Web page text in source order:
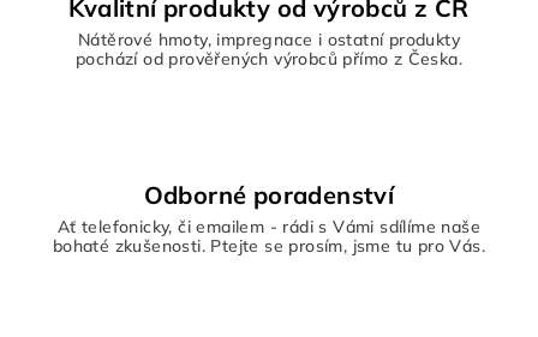
Kvalitní produkty od výrobců z ČR
Nátěrové hmoty, impregnace i ostatní produkty
pochází od prověřených výrobců přímo z Česka.
Odborné poradenství
Ať telefonicky, či emailem - rádi s Vámi sdílíme naše
bohaté zkušenosti. Ptejte se prosím, jsme tu pro Vás.